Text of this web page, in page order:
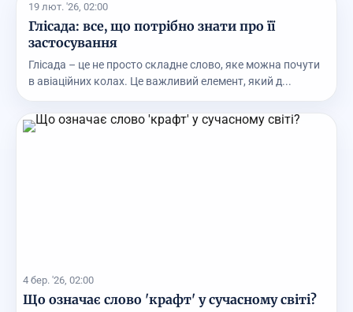
19 лют. '26, 02:00
Глісада: все, що потрібно знати про її
застосування
Глісада – це не просто складне слово, яке можна почути
в авіаційних колах. Це важливий елемент, який д...
4 бер. '26, 02:00
Що означає слово 'крафт' у сучасному світі?